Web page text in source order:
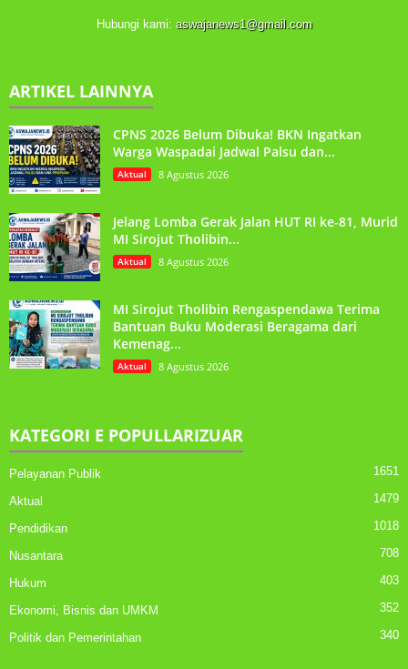
Hubungi kami: aswajanews1@gmail.com
ARTIKEL LAINNYA
CPNS 2026 Belum Dibuka! BKN Ingatkan
Warga Waspadai Jadwal Palsu dan...
Aktual 8 Agustus 2026
Jelang Lomba Gerak Jalan HUT RI ke-81, Murid
MI Sirojut Tholibin...
Aktual 8 Agustus 2026
MI Sirojut Tholibin Rengaspendawa Terima
Bantuan Buku Moderasi Beragama dari
Kemenag...
Aktual 8 Agustus 2026
KATEGORI E POPULLARIZUAR
Pelayanan Publik 1651
Aktual 1479
Pendidikan 1018
Nusantara 708
Hukum 403
Ekonomi, Bisnis dan UMKM 352
Politik dan Pemerintahan 340